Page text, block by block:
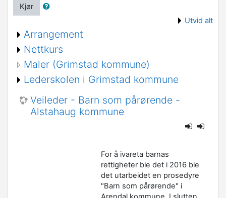
Kjør
Utvid alt
Arrangement
Nettkurs
Maler (Grimstad kommune)
Lederskolen i Grimstad kommune
Veileder - Barn som pårørende -
Alstahaug kommune
For å ivareta barnas
rettigheter ble det i 2016 ble
det utarbeidet en prosedyre
"Barn som pårørende" i